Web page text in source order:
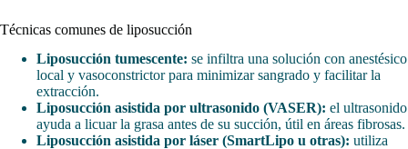
Técnicas comunes de liposucción
Liposucción tumescente: se infiltra una solución con anestésico
local y vasoconstrictor para minimizar sangrado y facilitar la
extracción.
Liposucción asistida por ultrasonido (VASER): el ultrasonido
ayuda a licuar la grasa antes de su succión, útil en áreas fibrosas.
Liposucción asistida por láser (SmartLipo u otras): utiliza